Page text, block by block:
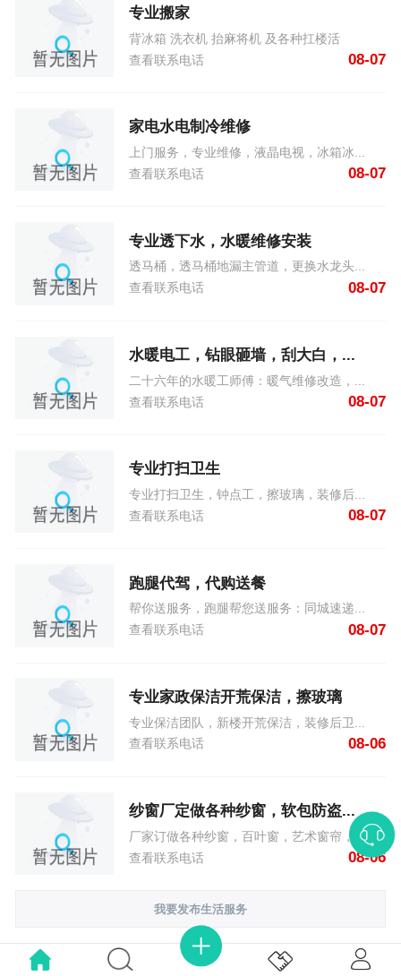
专业搬家
背冰箱 洗衣机 抬麻将机 及各种扛楼活
查看联系电话
08-07
家电水电制冷维修
上门服务，专业维修，液晶电视，冰箱冰...
查看联系电话
08-07
专业透下水，水暖维修安装
透马桶，透马桶地漏主管道，更换水龙头...
查看联系电话
08-07
水暖电工，钻眼砸墙，刮大白，...
二十六年的水暖工师傅：暖气维修改造，...
查看联系电话
08-07
专业打扫卫生
专业打扫卫生，钟点工，擦玻璃，装修后...
查看联系电话
08-07
跑腿代驾，代购送餐
帮你送服务，跑腿帮您送服务：同城速递...
查看联系电话
08-07
专业家政保洁开荒保洁，擦玻璃
专业保洁团队，新楼开荒保洁，装修后卫...
查看联系电话
08-06
纱窗厂定做各种纱窗，软包防盗...
厂家订做各种纱窗，百叶窗，艺术窗帘，...
查看联系电话
08-06
我要发布生活服务